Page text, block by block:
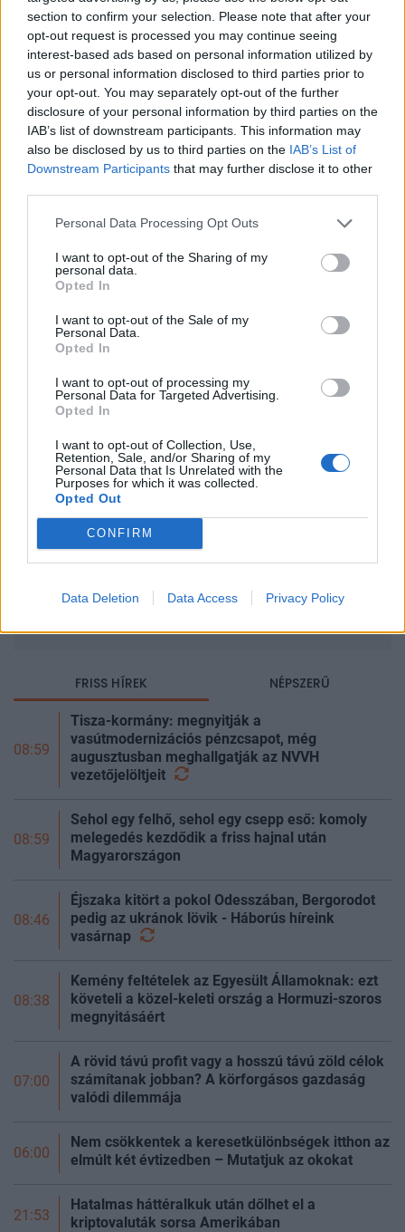
section to confirm your selection. Please note that after your
opt-out request is processed you may continue seeing
interest-based ads based on personal information utilized by
us or personal information disclosed to third parties prior to
your opt-out. You may separately opt-out of the further
disclosure of your personal information by third parties on the
IAB’s list of downstream participants. This information may
also be disclosed by us to third parties on the IAB’s List of
Downstream Participants that may further disclose it to other
Personal Data Processing Opt Outs
I want to opt-out of the Sharing of my
personal data.
Opted In
I want to opt-out of the Sale of my
Personal Data.
Opted In
I want to opt-out of processing my
Personal Data for Targeted Advertising.
Opted In
I want to opt-out of Collection, Use,
Retention, Sale, and/or Sharing of my
Personal Data that Is Unrelated with the
Purposes for which it was collected.
Opted Out
CONFIRM
Data Deletion Data Access Privacy Policy
GAZDASÁG
Visszatér a kánikula, majd újabb száraz hidegfront érkezik
a jövő héten.
Részletes keresés
Keresett kifejezés
Szerző
Időszak
FRISS HÍREK NÉPSZERŰ
08:59
Tisza-kormány: megnyitják a
vasútmodernizációs pénzcsapot, még
augusztusban meghallgatják az NVVH
vezetőjelöltjeit
08:59
Sehol egy felhő, sehol egy csepp eső: komoly
melegedés kezdődik a friss hajnal után
Magyarországon
08:46
Éjszaka kitört a pokol Odesszában, Bergorodot
pedig az ukránok lövik - Háborús híreink
vasárnap
08:38
Kemény feltételek az Egyesült Államoknak: ezt
követeli a közel-keleti ország a Hormuzi-szoros
megnyitásáért
07:00
A rövid távú profit vagy a hosszú távú zöld célok
számítanak jobban? A körforgásos gazdaság
valódi dilemmája
06:00
Nem csökkentek a keresetkülönbségek itthon az
elmúlt két évtizedben – Mutatjuk az okokat
21:53
Hatalmas háttéralkuk után dőlhet el a
kriptovaluták sorsa Amerikában